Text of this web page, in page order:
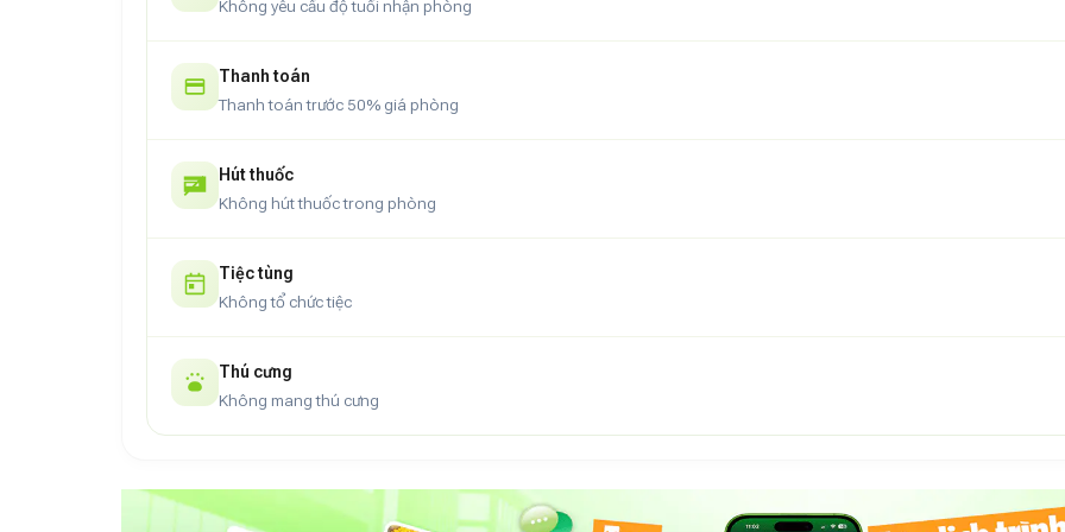
Không yêu cầu độ tuổi nhận phòng
Thanh toán
Thanh toán trước 50% giá phòng
Hút thuốc
Không hút thuốc trong phòng
Tiệc tùng
Không tổ chức tiệc
Thú cưng
Không mang thú cưng